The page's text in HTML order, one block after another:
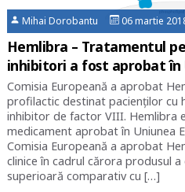
Mihai Dorobantu 06 martie
Hemlibra – Tratamentul
inhibitori a fost aprobat în
Comisia Europeană a aprobat
profilactic destinat pacienților cu
inhibitor de factor VIII. Hemlibra
medicament aprobat în Uniunea
Comisia Europeană a aprobat
clinice în cadrul cărora produsul
superioară comparativ cu […]